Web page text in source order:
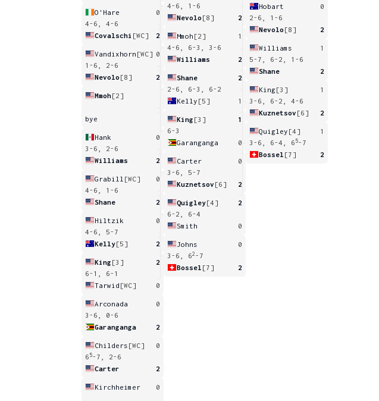
O'Hare
0
4-6, 4-6
Covalschi [WC] 2
Vandixhorn [WC] 0
1-6, 2-6
Nevolo [8] 2
Mmoh[2]
bye
Hank
0
3-6, 2-6
Williams
2
Grabill [WC]
0
4-6, 1-6
Shane
2
Hiltzik
0
4-6, 5-7
Kelly[5] 2
King [3]
2
6-1, 6-1
Tarwid [WC] 0
Arconada
0
3-6, 0-6
Garanganga
2
Childers [WC]
0
6 5-7, 2-6
Carter
2
Kirchheimer 0
4-6, 1-6
Nevolo [8] 2
Mmoh [2]
1
4-6, 6-3, 3-6
Williams
2
Shane
2
2-6, 6-3, 6-2
Kelly [5] 1
King [3]
1
6-3
Garanganga
0
Carter
0
3-6, 5-7
Kuznetsov [6] 2
Quigley[4]
2
6-2, 6-4
Smith
0
Johns
0
3-6, 62 -7
Bossel [7] 2
Hobart
0
2-6, 1-6
Nevolo [8] 2
Williams
1
5-7, 6-2, 1-6
Shane
2
King[3]
1
3-6, 6-2, 4-6
Kuznetsov [6] 2
Quigley [4]
1
3-6, 6-4, 6 5-7
Bossel [7] 2